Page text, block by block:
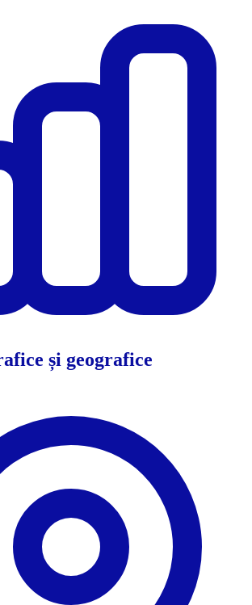
și geografice